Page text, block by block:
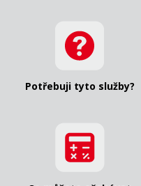
Potřebuji tyto služby?